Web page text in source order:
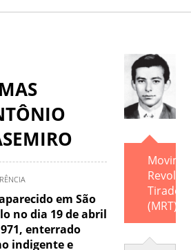
R.S.T
. Y.Z
em São
no dia 19 de abril
enterrado
indigente e
(MRT).